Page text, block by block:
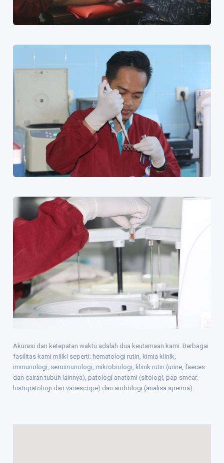
Daftar Nama Dokter
Event
Berita
Rekanan
Akurasi dan ketepatan waktu adalah dua keutamaan kami. Berbagai
fasilitas kami miliki seperti: hematologi rutin, kimia klinik,
immunologi, seroimunologi, mikrobiologi, klinik rutin (urine, faeces
dan cairan tubuh lainnya), patologi anatomi (sitologi, pap smear,
histopatologi dan variescope) dan andrologi (analisa sperma).